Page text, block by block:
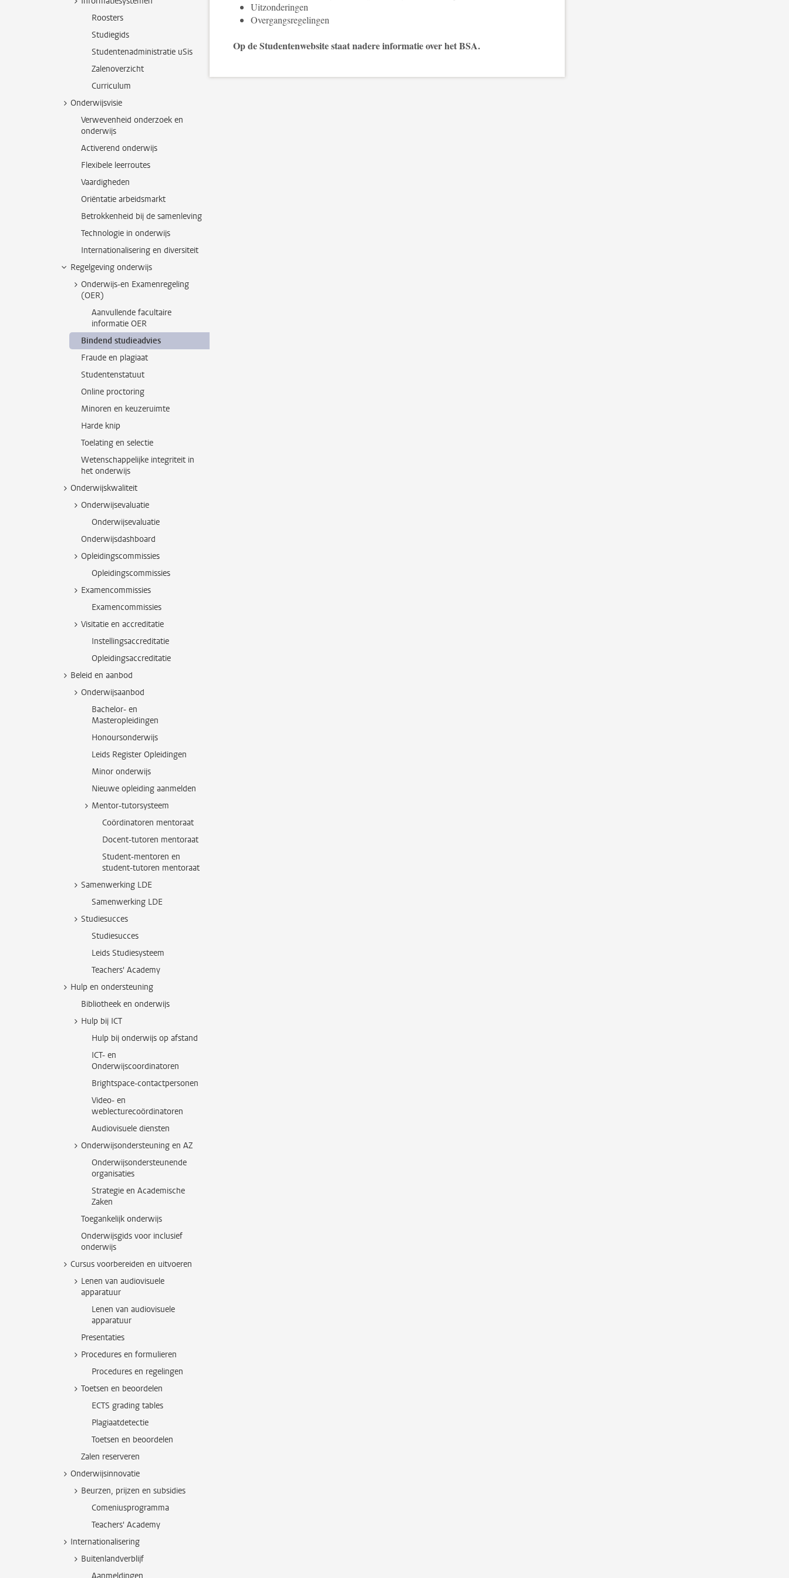
Roosters
Studiegids
Studentenadministratie uSis
Zalenoverzicht
Curriculum
Onderwijsvisie
Verwevenheid onderzoek en
onderwijs
Activerend onderwijs
Flexibele leerroutes
Vaardigheden
Oriëntatie arbeidsmarkt
Betrokkenheid bij de samenleving
Technologie in onderwijs
Internationalisering en diversiteit
Regelgeving onderwijs
Onderwijs-en Examenregeling
(OER)
Aanvullende facultaire
informatie OER
Bindend studieadvies
Fraude en plagiaat
Studentenstatuut
Online proctoring
Minoren en keuzeruimte
Harde knip
Toelating en selectie
Wetenschappelijke integriteit in
het onderwijs
Onderwijskwaliteit
Onderwijsevaluatie
Onderwijsevaluatie
Onderwijsdashboard
Opleidingscommissies
Opleidingscommissies
Examencommissies
Examencommissies
Visitatie en accreditatie
Instellingsaccreditatie
Opleidingsaccreditatie
Beleid en aanbod
Onderwijsaanbod
Bachelor- en
Masteropleidingen
Honoursonderwijs
Leids Register Opleidingen
Minor onderwijs
Nieuwe opleiding aanmelden
Mentor-tutorsysteem
Coördinatoren mentoraat
Docent-tutoren mentoraat
Student-mentoren en
student-tutoren mentoraat
Samenwerking LDE
Samenwerking LDE
Studiesucces
Studiesucces
Leids Studiesysteem
Teachers' Academy
Hulp en ondersteuning
Bibliotheek en onderwijs
Hulp bij ICT
Hulp bij onderwijs op afstand
ICT- en
Onderwijscoordinatoren
Brightspace-contactpersonen
Video- en
weblecturecoördinatoren
Audiovisuele diensten
Onderwijsondersteuning en AZ
Onderwijsondersteunende
organisaties
Strategie en Academische
Zaken
Toegankelijk onderwijs
Onderwijsgids voor inclusief
onderwijs
Cursus voorbereiden en uitvoeren
Lenen van audiovisuele
apparatuur
Lenen van audiovisuele
apparatuur
Presentaties
Procedures en formulieren
Procedures en regelingen
Toetsen en beoordelen
ECTS grading tables
Plagiaatdetectie
Toetsen en beoordelen
Zalen reserveren
Onderwijsinnovatie
Beurzen, prijzen en subsidies
Comeniusprogramma
Teachers' Academy
Internationalisering
Buitenlandverblijf
Uitzonderingen
Overgangsregelingen
Op de Studentenwebsite staat nadere informatie over het BSA.